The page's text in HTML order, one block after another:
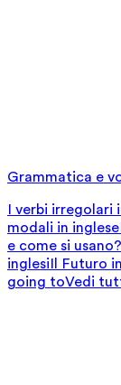
Grammatica e
I verbi irregolari
modali in inglese
e come si usano?
inglesiIl Futuro
going toVedi